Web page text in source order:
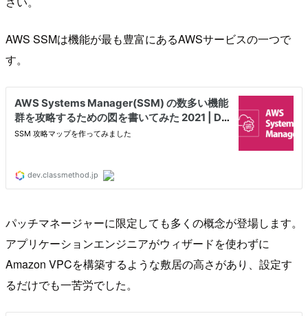
AWS SSMは機能が最も豊富にあるAWSサービスの一つで
す。
パッチマネージャーに限定しても多くの概念が登場します。
アプリケーションエンジニアがウィザードを使わずに
Amazon VPCを構築するような敷居の高さがあり、設定す
るだけでも一苦労でした。